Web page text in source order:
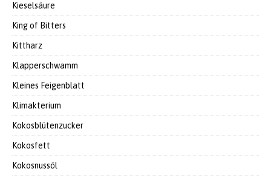
Kieselsäure
King of Bitters
Kittharz
Klapperschwamm
Kleines Feigenblatt
Klimakterium
Kokosblütenzucker
Kokosfett
Kokosnussöl